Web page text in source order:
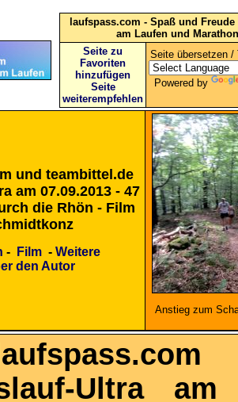
laufspass.com - Spaß und
am Laufen und Marathon
Seite zu
Favoriten
hinzufügen
Seite
weiterempfehlen
Seite übersetzen /
Powered by
und teambittel.de
am 07.09.2013 - 47
die Rhön - Film
- Film - Weitere
den Autor
Anstieg zum
Ultra